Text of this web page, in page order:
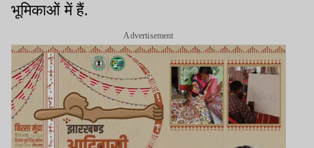
भूमिकाओं में हैं.
Advertisement